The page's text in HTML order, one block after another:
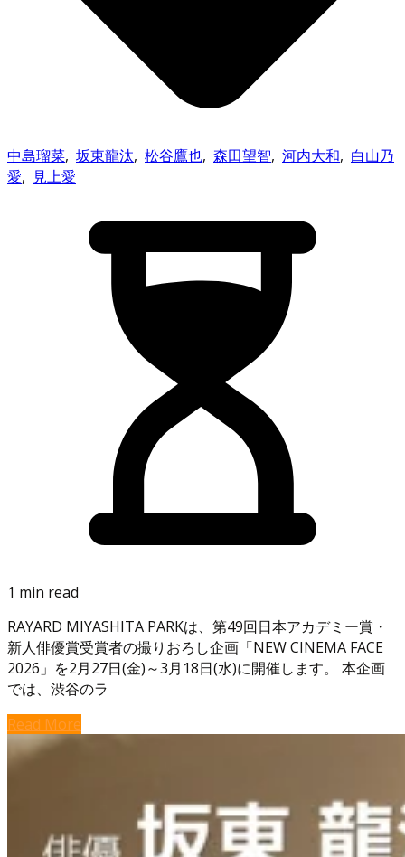
中島瑠菜, 坂東龍汰, 松谷鷹也, 森田望智, 河内大和, 白山乃
愛, 見上愛
1 min read
RAYARD MIYASHITA PARKは、第49回日本アカデミー賞・
新人俳優賞受賞者の撮りおろし企画「NEW CINEMA FACE
2026」を2月27日(金)～3月18日(水)に開催します。 本企画
では、渋谷のラ
Read More